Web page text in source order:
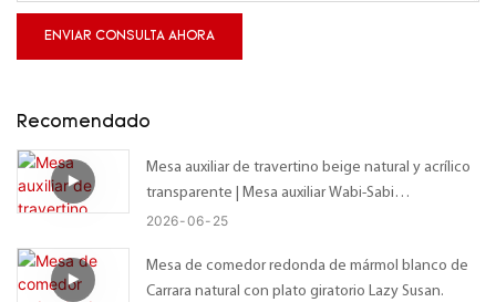
ENVIAR CONSULTA AHORA
Recomendado
Mesa auxiliar de travertino beige natural y acrílico
transparente | Mesa auxiliar Wabi-Sabi
personalizada con tablero irregular orgánico –
2026 06 25
Mesa de comedor redonda de mármol blanco de
Carrara natural con plato giratorio Lazy Susan.